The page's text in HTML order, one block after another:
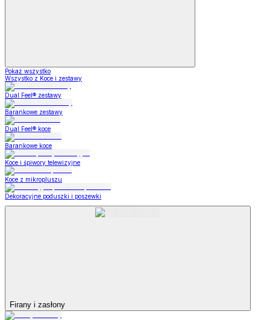
Pokaż wszystko
Wszystko z Koce i zestawy
Dual Feel® zestawy
Barankowe zestawy
Dual Feel® koce
Barankowe koce
Koce i śpiwory telewizyjne
Koce z mikropluszu
Dekoracyjne poduszki i poszewki
Firany i zasłony